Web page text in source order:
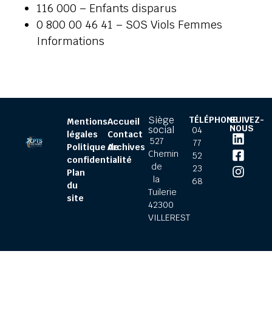
116 000 – Enfants disparus
0 800 00 46 41 – SOS Viols Femmes
Informations
Mentions
légales
Politique de
confidentialité
Plan
du
site
Accueil
Contact
Archives
Siège
social
527
Chemin
de
la
Tuilerie
42300
VILLEREST
TÉLÉPHONE
04
77
52
23
68
SUIVEZ-
NOUS